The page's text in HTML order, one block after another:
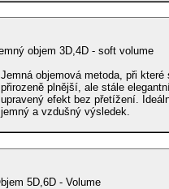
Jemný objem 3D,4D - soft volume
Jemná objemová metoda, při
přirozeně plnější, ale stále
upravený efekt bez přetížení.
jemný a vzdušný výsledek.
Objem 5D,6D - Volume